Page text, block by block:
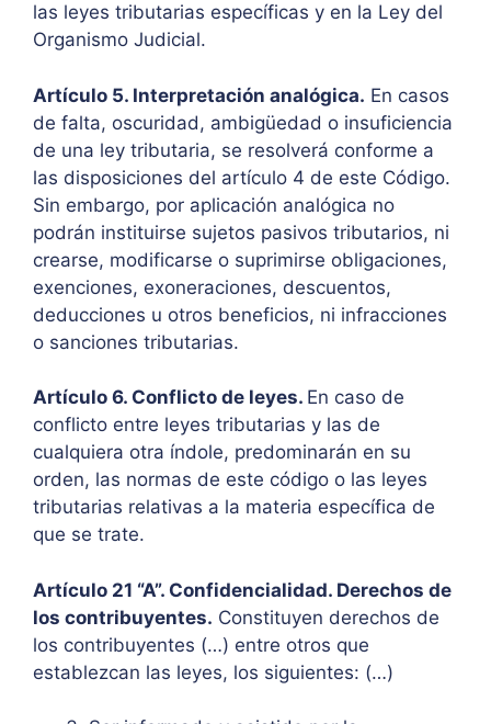
las leyes tributarias específicas y en la Ley del
Organismo Judicial.
Artículo 5. Interpretación analógica. En casos
de falta, oscuridad, ambigüedad o insuficiencia
de una ley tributaria, se resolverá conforme a
las disposiciones del artículo 4 de este Código.
Sin embargo, por aplicación analógica no
podrán instituirse sujetos pasivos tributarios, ni
crearse, modificarse o suprimirse obligaciones,
exenciones, exoneraciones, descuentos,
deducciones u otros beneficios, ni infracciones
o sanciones tributarias.
Artículo 6. Conflicto de leyes. En caso de
conflicto entre leyes tributarias y las de
cualquiera otra índole, predominarán en su
orden, las normas de este código o las leyes
tributarias relativas a la materia específica de
que se trate.
Artículo 21 “A”. Confidencialidad. Derechos de
los contribuyentes. Constituyen derechos de
los contribuyentes (…) entre otros que
establezcan las leyes, los siguientes: (…)